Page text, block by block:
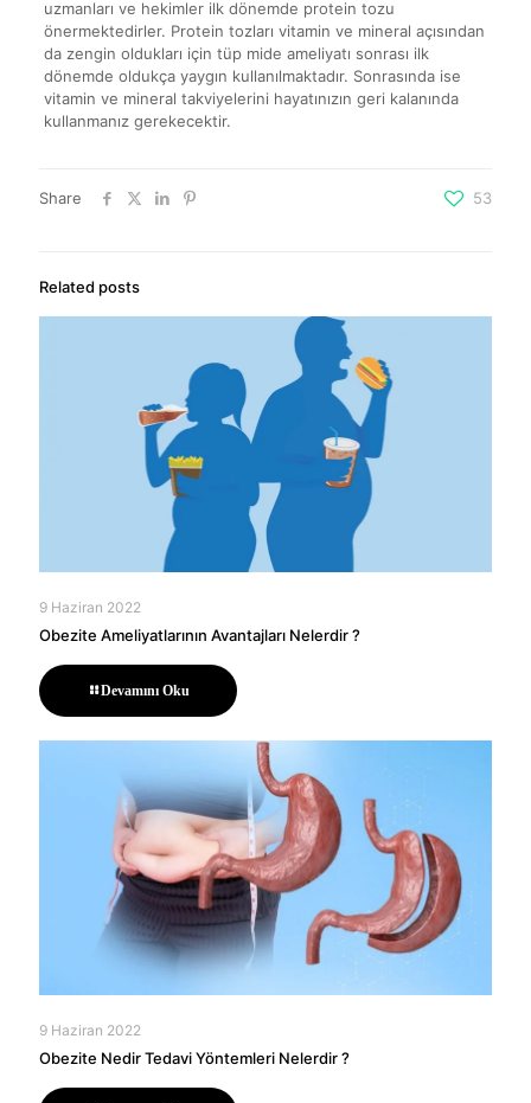
uzmanları ve hekimler ilk dönemde protein tozu
önermektedirler. Protein tozları vitamin ve mineral açısından
da zengin oldukları için tüp mide ameliyatı sonrası ilk
dönemde oldukça yaygın kullanılmaktadır. Sonrasında ise
vitamin ve mineral takviyelerini hayatınızın geri kalanında
kullanmanız gerekecektir.
Share 53
Related posts
9 Haziran 2022
Obezite Ameliyatlarının Avantajları Nelerdir ?
Devamını Oku
9 Haziran 2022
Obezite Nedir Tedavi Yöntemleri Nelerdir ?